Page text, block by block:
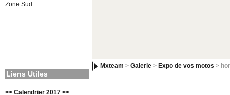
Zone Sud
Liens Utiles
>> Calendrier 2017 <<
Mxteam >Galerie > Expo de vos motos >